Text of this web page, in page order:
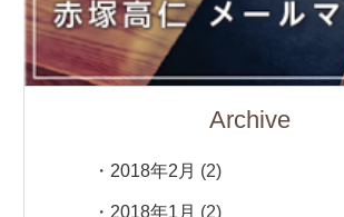
Archive
2018年2月 (2)
2018年1月 (2)